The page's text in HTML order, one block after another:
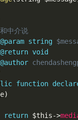
@param string
@return void
@author
function
)
return $this->